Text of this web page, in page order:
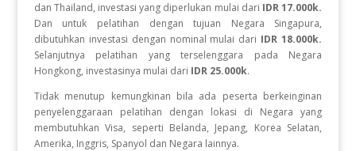
dan Thailand, investasi yang diperlukan mulai dari IDR 17.000k.
Dan
untuk pelatihan dengan tujuan Negara
Singapura,
dibutuhkan investasi dengan nominal mulai dari IDR 18.000k.
Selanjutnya pelatihan yang terselenggara pada Negara
Hongkong, investasinya mulai dari IDR 25.000k.
Tidak menutup kemungkinan bila ada peserta berkeinginan
penyelenggaraan pelatihan dengan lokasi di Negara yang
membutuhkan Visa, seperti Belanda, Jepang, Korea Selatan,
Amerika, Inggris, Spanyol dan Negara lainnya.